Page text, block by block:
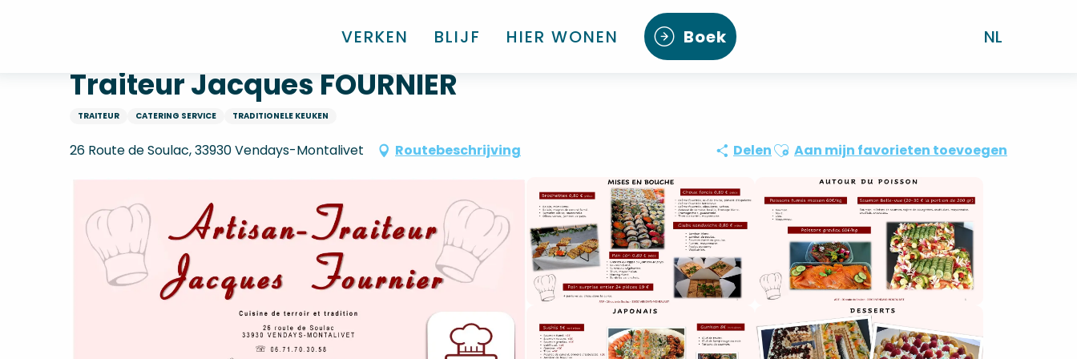
NL
VERKEN BLIJF HIER WONEN Boek
Traiteur Jacques FOURNIER
TRAITEUR CATERING SERVICE TRADITIONELE KEUKEN
26 Route de Soulac, 33930 Vendays-Montalivet Routebeschrijving DelenAjouter aux favoris
Aan mijn favorieten toevoegen